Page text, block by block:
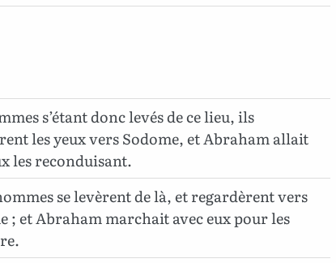
s’étant donc levés de ce lieu, ils
les yeux vers Sodome, et Abraham allait
les reconduisant.
se levèrent de là, et regardèrent vers
; et Abraham marchait avec eux pour les